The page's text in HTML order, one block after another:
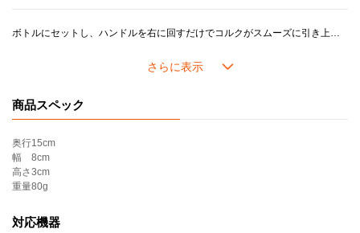
ボトルにセットし、ハンドルを右に回すだけでコルクがスムーズに引き上がるワインオープナー。
機能と洗練されたデザイン性を兼ねそろえたオープナーはプレゼントとしても最適です。
商品スペック
奥行15cm
幅
8cm
高さ3cm
重量80g
対応機器